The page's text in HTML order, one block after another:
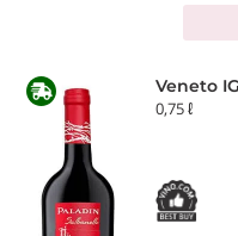
Veneto
0,75 ℓ